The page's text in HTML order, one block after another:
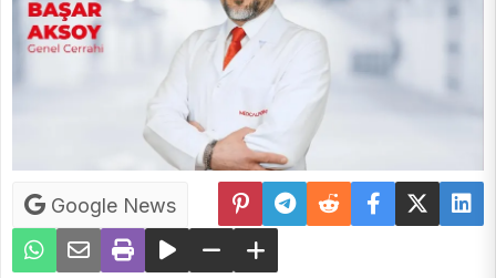
Google News